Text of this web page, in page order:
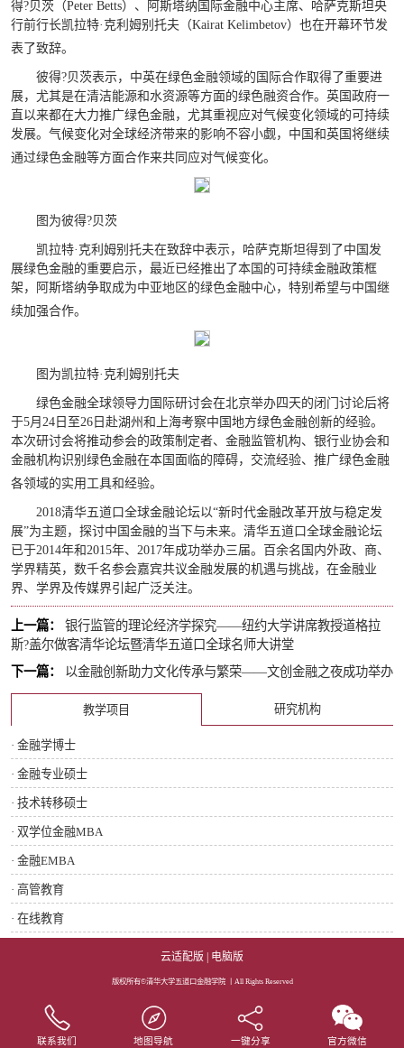
得?贝茨（Peter Betts）、阿斯塔纳国际金融中心主席、哈萨克斯坦央
行前行长凯拉特·克利姆别托夫（Kairat Kelimbetov）也在开幕环节发
表了致辞。
彼得?贝茨表示，中英在绿色金融领域的国际合作取得了重要进
展，尤其是在清洁能源和水资源等方面的绿色融资合作。英国政府一
直以来都在大力推广绿色金融，尤其重视应对气候变化领域的可持续
发展。气候变化对全球经济带来的影响不容小觑，中国和英国将继续
通过绿色金融等方面合作来共同应对气候变化。
图为彼得?贝茨
凯拉特·克利姆别托夫在致辞中表示，哈萨克斯坦得到了中国发
展绿色金融的重要启示，最近已经推出了本国的可持续金融政策框
架，阿斯塔纳争取成为中亚地区的绿色金融中心，特别希望与中国继
续加强合作。
图为凯拉特·克利姆别托夫
绿色金融全球领导力国际研讨会在北京举办四天的闭门讨论后将
于5月 24日至26日赴湖州和上海考察中国地方绿色金融创新的经验。
本次研讨会将推动参会的政策制定者、金融监管机构、银行业协会和
金融机构识别绿色金融在本国面临的障碍，交流经验、推广绿色金融
各领域的实用工具和经验。
2018清华五道口全球金融论坛以“新时代金融改革开放与稳定发
展”为主题，探讨中国金融的当下与未来。清华五道口全球金融论坛
已于2014年和2015年、 2017年成功举办三届。百余名国内外政、商、
学界精英，数千名参会嘉宾共议金融发展的机遇与挑战，在金融业
界、学界及传媒界引起广泛关注。
上一篇：
银行监管的理论经济学探究——纽约大学讲席教授道格拉
斯?盖尔做客清华论坛暨清华五道口全球名师大讲堂
下一篇：
以金融创新助力文化传承与繁荣——文创金融之夜成功举办
教学项目 研究机构
· 金融学博士
· 金融专业硕士
· 技术转移硕士
· 双学位金融MBA
· 金融EMBA
· 高管教育
· 在线教育
云适配版 | 电脑版
版权所有©清华大学五道口金融学院 丨All Rights Reserved
联系我们 地图导航 一键分享 官方微信